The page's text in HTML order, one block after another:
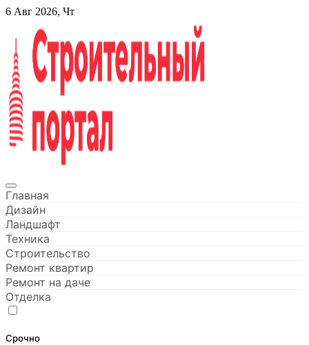
Перейти
содержанию
6 Авг 2026, Чт
Строительный портал
Главная
Дизайн
Ландшафт
Техника
Строительство
Ремонт квартир
Ремонт на даче
Отделка
Срочно